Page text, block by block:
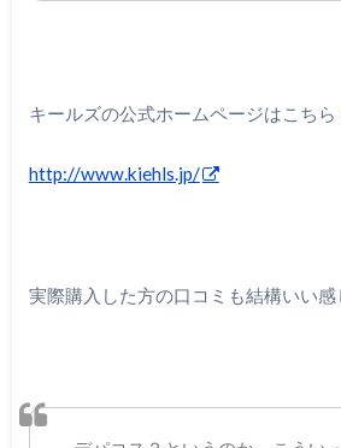
キールズの公式ホームページはこちら
http://www.kiehls.jp/
実際購入した方の口コミも結構いい感